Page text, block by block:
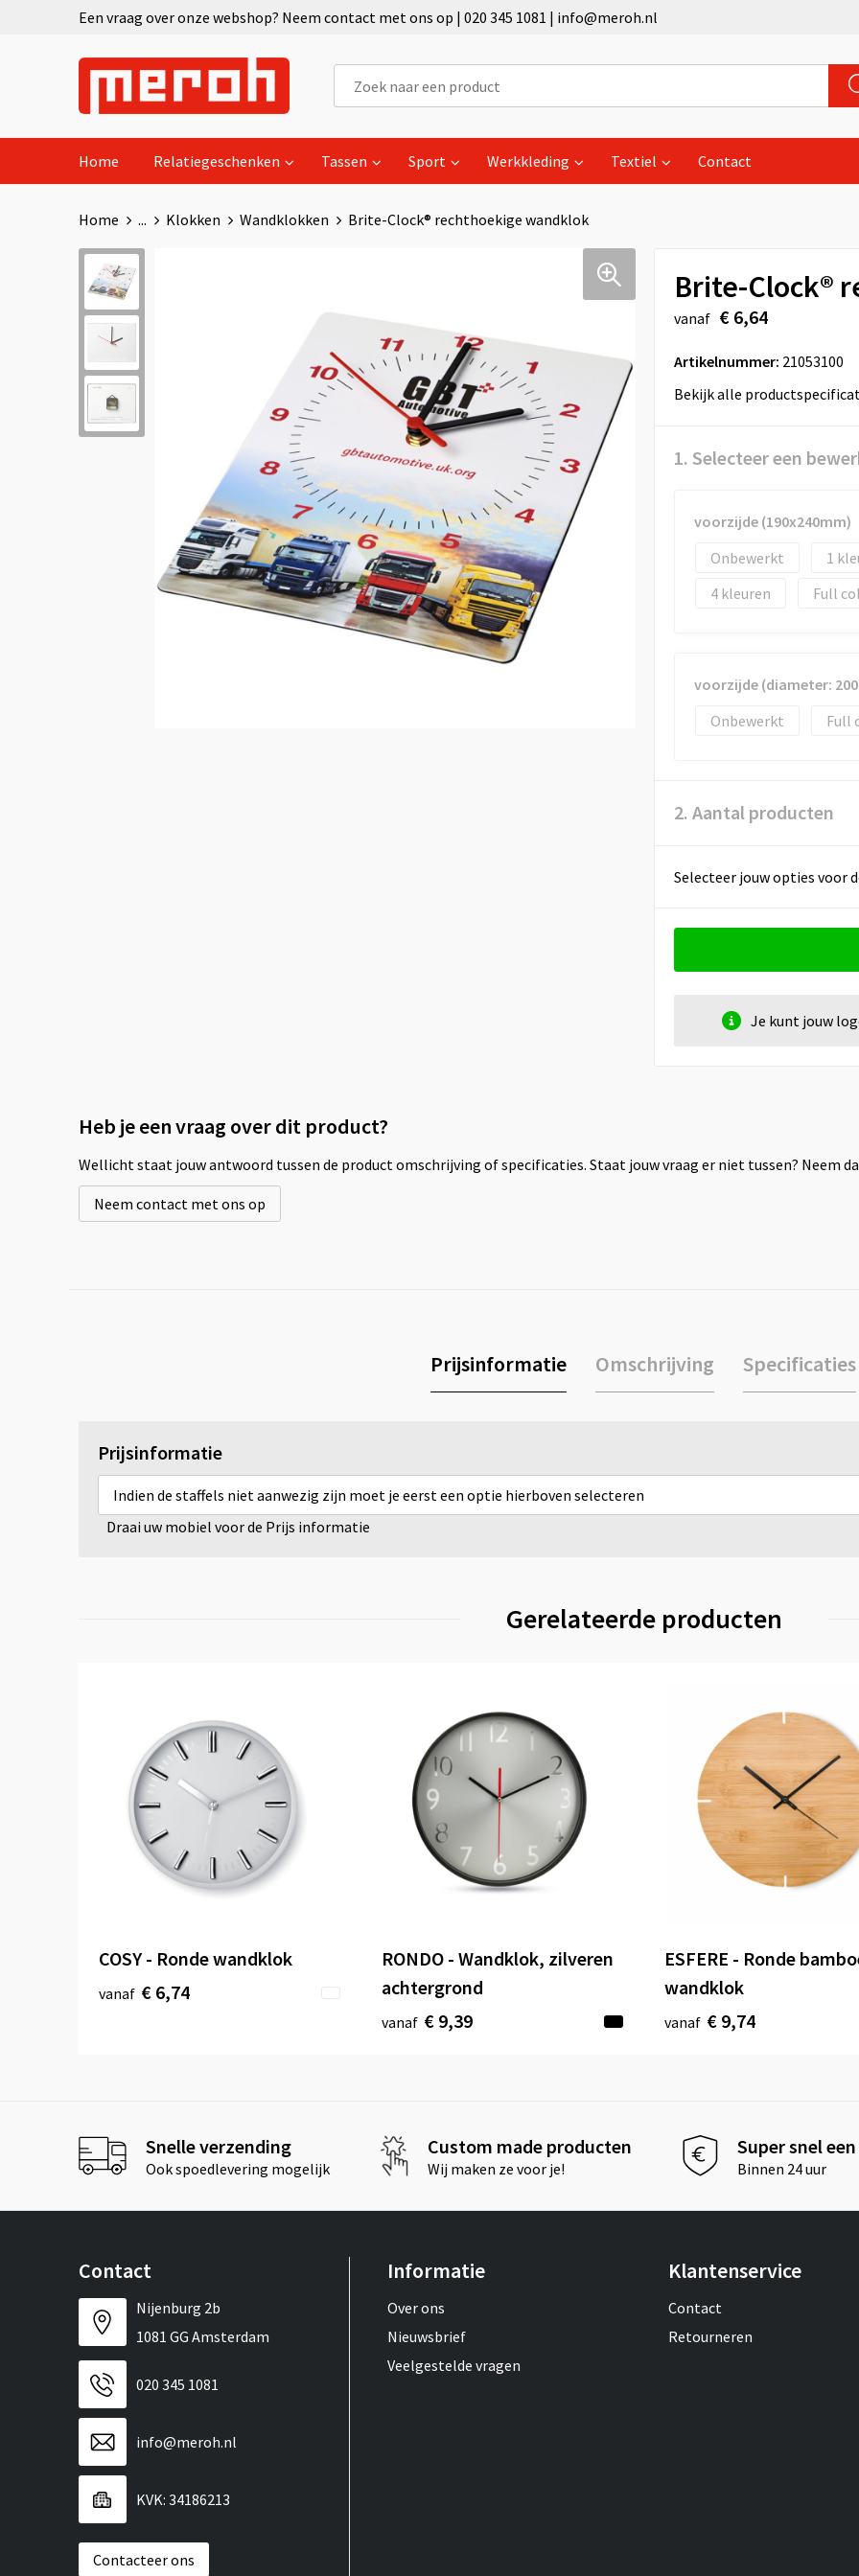
Een vraag over onze webshop? Neem contact met ons op | 020 345 1081 | info@meroh.nl
Home Relatiegeschenken Tassen Sport Werkkleding Textiel Contact
Home ... Klokken Wandklokken Brite-Clock® rechthoekige wandklok
Brite-Clock®
vanaf € 6,64
Artikelnummer: 21053100
Bekijk alle
1. Selecteer een
voorzijde (190x240mm)
Onbewerkt
1
4
Full
voorzijde (diameter:
Onbewerkt
Full
2. Aantal producten
Selecteer jouw opties voor
Je kunt jouw
Heb je een vraag over dit product?
Wellicht staat jouw antwoord tussen de product omschrijving of specificaties. Staat jouw vraag er niet tussen? Neem
Neem contact met ons op
Prijsinformatie Omschrijving Specificaties
Prijsinformatie
Indien de staffels niet aanwezig zijn moet je eerst een optie hierboven selecteren
Draai uw mobiel voor de Prijs informatie
Gerelateerde producten
COSY - Ronde wandklok
vanaf € 6,74
RONDO - Wandklok, zilveren
achtergrond
vanaf € 9,39
ESFERE - Ronde
wandklok
vanaf € 9,74
Snelle verzending
Ook spoedlevering mogelijk
Custom made producten
Wij maken ze voor je!
Super snel
Binnen 24 uur
Contact
Nijenburg 2b
1081 GG Amsterdam
020 345 1081
info@meroh.nl
KVK: 34186213
Contacteer ons
Informatie
Over ons
Nieuwsbrief
Veelgestelde vragen
Klantenservice
Contact
Retourneren